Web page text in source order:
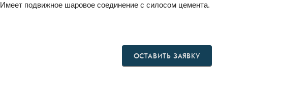
Имеет подвижное шаровое соединение с силосом цемента.
ОСТАВИТЬ ЗАЯВКУ